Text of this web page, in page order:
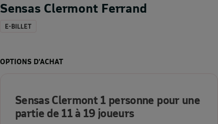
Sensas Clermont Ferrand
E-BILLET
OPTIONS D’ACHAT
Sensas Clermont 1 personne pour une
partie de 11 à 19 joueurs